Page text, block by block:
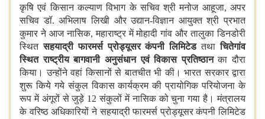
कृषि एवं किसान कल्याण विभाग के सचिव श्री मनोज आहूजा, अपर
सचिव डॉ. अभिलाष लिखी और उद्यान-विज्ञान आयुक्त श्री प्रभात
कुमार ने आज नासिक, महाराष्ट्र में मोहादी गांव और तालुका डिनडोरी
स्थितसहयाद्री फारमर्स प्रोड्यूसर कंपनी लिमिटेडतथाचितेगांव
स्थित राष्ट्रीय बागवानी अनुसंधान एवं विकास प्रतिष्ठानका दौरा
किया। उन्होंने वहां किसानों से बातचीत भी की। भारत सरकार द्वारा
शुरू किये गये संकुल विकास कार्यक्रम की प्रायोगिक परियोजना के
रूप में अंगूरों से जुड़े 12 संकुलों में नासिक को चुना गया है। मंत्रालय
के वरिष्ठ अधिकारियों ने सहयाद्री फारमर्स प्रोड्यूसर कंपनी लिमिटेड